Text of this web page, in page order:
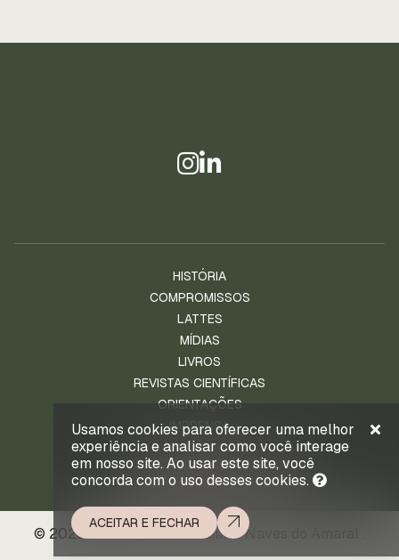
Usamos cookies para oferecer uma melhor
experiência e analisar como você interage
em nosso site. Ao usar este site, você
concorda com o uso desses cookies.
ACEITAR E FECHAR
HISTÓRIA
COMPROMISSOS
LATTES
MÍDIAS
LIVROS
REVISTAS CIENTÍFICAS
ORIENTAÇÕES
IMPRENSA
NOTÍCIAS
ENTRE EM CONTATO
© 2026 . Prof. Ld. Dr. Waldemar Naves do Amaral .